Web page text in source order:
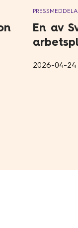
En av
2026-04-24